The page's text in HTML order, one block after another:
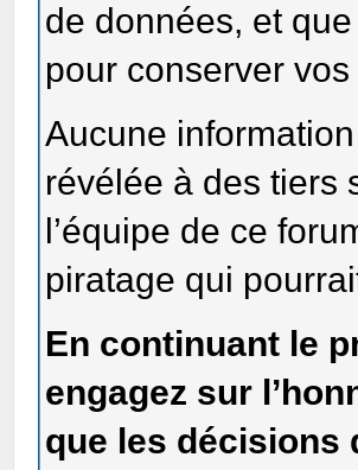
de données, et
pour conserver
Aucune
révélée à des tiers
l’équipe de ce
piratage qui
En continuant le
engagez sur
que les décisions